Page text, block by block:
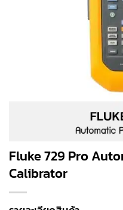
Fluke 729 Pro
Calibrator